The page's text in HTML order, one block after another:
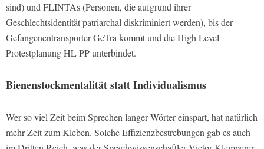
sind) und FLINTAs (Personen, die aufgrund ihrer
Geschlechtsidentität patriarchal diskriminiert werden), bis der
Gefangenentransporter GeTra kommt und die High Level
Protestplanung HL PP unterbindet.
Bienenstockmentalität statt Individualismus
Wer so viel Zeit beim Sprechen langer Wörter einspart, hat natürlich
mehr Zeit zum Kleben. Solche Effizienzbestrebungen gab es auch